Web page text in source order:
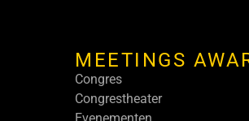
MEETINGS
Congres
Congrestheater